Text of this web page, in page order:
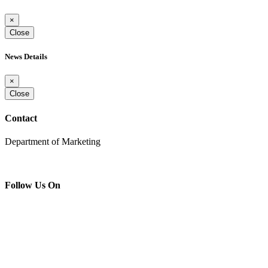
×
Close
News Details
×
Close
Contact
Department of Marketing
Follow Us On